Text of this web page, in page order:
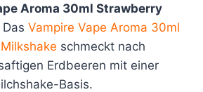
Aroma 30ml Strawberry
Das Vampire Vape Aroma 30ml
schmeckt nach
Erdbeeren mit einer
Basis.